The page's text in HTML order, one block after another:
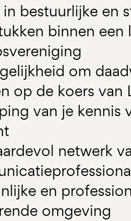
bestuurlijke en
binnen een
om
op de koers van
van je kennis
netwerk
en
omgeving